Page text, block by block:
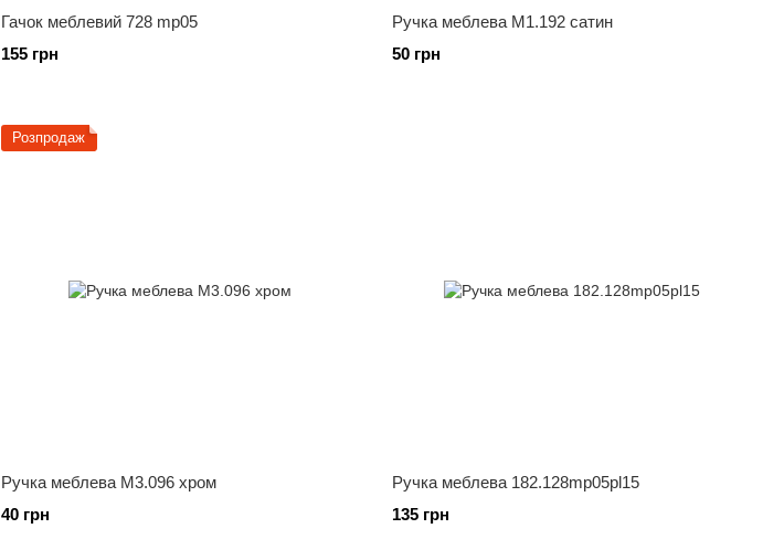
Гачок меблевий 728 mp05
155 грн
Ручка меблева М1.192 сатин
50 грн
Розпродаж
Ручка меблева М3.096 хром
40 грн
Ручка меблева 182.128mp05pl15
135 грн